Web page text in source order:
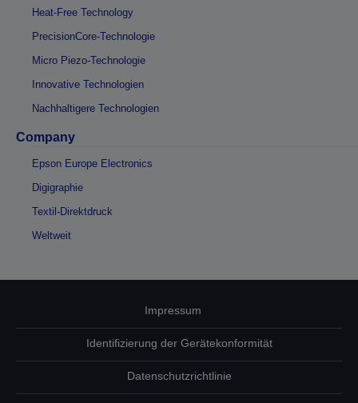
Heat-Free Technology
PrecisionCore-Technologie
Micro Piezo-Technologie
Innovative Technologien
Nachhaltigere Technologien
Company
Epson Europe Electronics
Digigraphie
Textil-Direktdruck
Weltweit
Impressum
Identifizierung der Gerätekonformität
Datenschutzrichtlinie